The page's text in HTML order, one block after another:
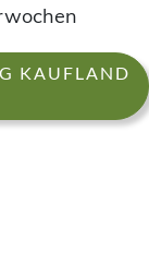
KAUFLAND